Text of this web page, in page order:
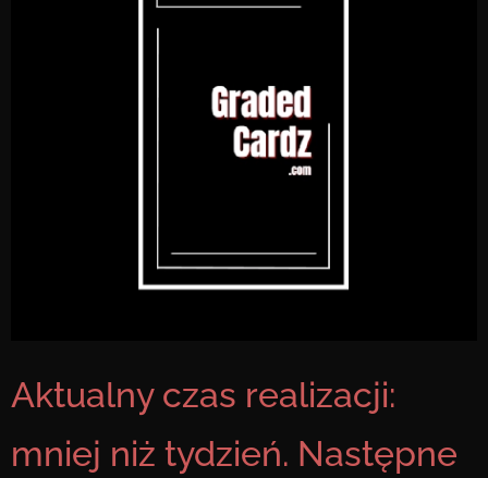
Aktualny czas realizacji:
mniej niż tydzień. Następne